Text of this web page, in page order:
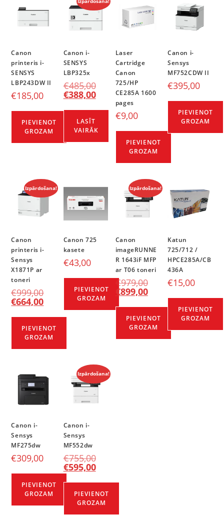
Canon
printeris i-
SENSYS
LBP243DW II
€185,00
PIEVIENOT
GROZAM
Canon i-
SENSYS
LBP325x
€485,00
€388,00
LASĪT
VAIRĀK
Laser
Cartridge
Canon
725/HP
CE285A 1600
pages
€9,00
PIEVIENOT
GROZAM
Canon i-
Sensys
MF752CDW II
€395,00
PIEVIENOT
GROZAM
Izpārdošana!
Canon
printeris i-
Sensys
X1871P ar
toneri
€999,00
€664,00
PIEVIENOT
GROZAM
Canon 725
kasete
€43,00
PIEVIENOT
GROZAM
Izpārdošana!
Canon
imageRUNNE
R 1643iF MFP
ar T06 toneri
€979,00
€899,00
PIEVIENOT
GROZAM
Katun
725/712 /
HPCE285A/CB
436A
€15,00
PIEVIENOT
GROZAM
Canon i-
Sensys
MF275dw
€309,00
PIEVIENOT
GROZAM
Izpārdošana!
Canon i-
Sensys
MF552dw
€755,00
€595,00
PIEVIENOT
GROZAM